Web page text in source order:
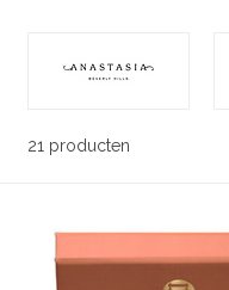
21 producten